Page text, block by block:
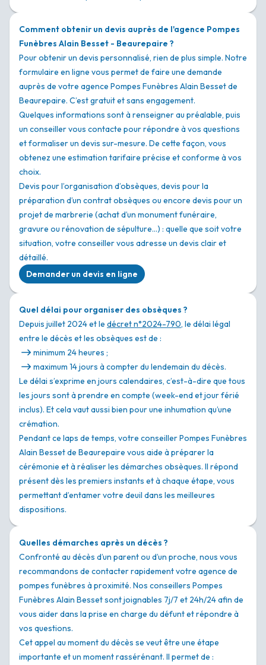
Comment obtenir un devis auprès de l'agence Pompes
Funèbres Alain Besset - Beaurepaire ?
Pour obtenir un devis personnalisé, rien de plus simple. Notre
formulaire en ligne vous permet de faire une demande
auprès de votre agence Pompes Funèbres Alain Besset de
Beaurepaire. C’est gratuit et sans engagement.
Quelques informations sont à renseigner au préalable, puis
un conseiller vous contacte pour répondre à vos questions
et formaliser un devis sur-mesure. De cette façon, vous
obtenez une estimation tarifaire précise et conforme à vos
choix.
Devis pour l’organisation d’obsèques, devis pour la
préparation d’un contrat obsèques ou encore devis pour un
projet de marbrerie (achat d’un monument funéraire,
gravure ou rénovation de sépulture…) : quelle que soit votre
situation, votre conseiller vous adresse un devis clair et
détaillé.
Demander un devis en ligne
Quel délai pour organiser des obsèques ?
Depuis juillet 2024 et le décret n°2024-790, le délai légal
entre le décès et les obsèques est de :
minimum 24 heures ;
maximum 14 jours à compter du lendemain du décès.
Le délai s’exprime en jours calendaires, c’est-à-dire que tous
les jours sont à prendre en compte (week-end et jour férié
inclus). Et cela vaut aussi bien pour une inhumation qu’une
crémation.
Pendant ce laps de temps, votre conseiller Pompes Funèbres
Alain Besset de Beaurepaire vous aide à préparer la
cérémonie et à réaliser les démarches obsèques. Il répond
présent dès les premiers instants et à chaque étape, vous
permettant d’entamer votre deuil dans les meilleures
dispositions.
Quelles démarches après un décès ?
Confronté au décès d’un parent ou d’un proche, nous vous
recommandons de contacter rapidement votre agence de
pompes funèbres à proximité. Nos conseillers Pompes
Funèbres Alain Besset sont joignables 7j/7 et 24h/24 afin de
vous aider dans la prise en charge du défunt et répondre à
vos questions.
Cet appel au moment du décès se veut être une étape
importante et un moment rassérénant. Il permet de :